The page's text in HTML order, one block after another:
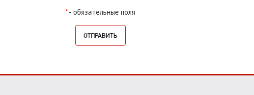
*- обязательные поля